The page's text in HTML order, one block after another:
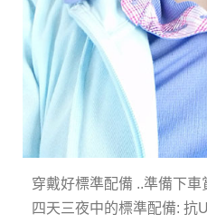
穿戴好標準配備 ..準備下車
四天三夜中的標準配備: 抗